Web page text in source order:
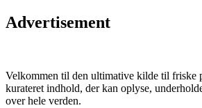
Advertisement
Velkommen til den ultimative kilde til friske
kurateret indhold, der kan oplyse,
over hele verden.